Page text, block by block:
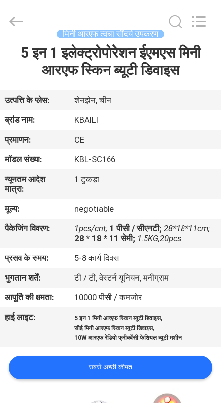
हमारे
बारे
कारखाना
गुणवत्ता
नियंत्रण
संपर्क
करें
की
विनती
आपूर्तिकर्ता.
Copyright
lipsglosses.com.
मिनी आरएफ त्वचा सौंदर्य उपकरण
5 इन 1 इलेक्ट्रोपोरेशन ईएमएस मिनी
आरएफ स्किन ब्यूटी डिवाइस
उत्पत्ति के प्लेस:
शेनझेन, चीन
ब्रांड नाम:
KBAILI
प्रमाणन:
CE
मॉडल संख्या:
KBL-SC166
न्यूनतम आदेश
मात्रा:
1 टुकड़ा
मूल्य:
negotiable
पैकेजिंग विवरण:
1pcs/cnt; 1 पीसी / सीएनटी; 28*18*11cm;
28 * 18 * 11 सेमी; 1.5KG,20pcs
प्रसव के समय:
5-8 कार्य दिवस
भुगतान शर्तें:
टी / टी, वेस्टर्न यूनियन, मनीग्राम
आपूर्ति की क्षमता:
10000 पीसी / कमजोर
हाई लाइट:
5 इन 1 मिनी आरएफ स्किन ब्यूटी डिवाइस,
सीई मिनी आरएफ स्किन ब्यूटी डिवाइस,
10W आरएफ रेडियो फ्रीक्वेंसी फेशियल ब्यूटी मशीन
सबसे अच्छी कीमत